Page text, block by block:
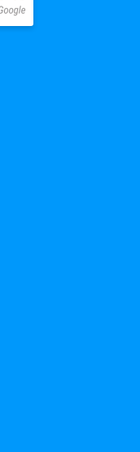
Fenster